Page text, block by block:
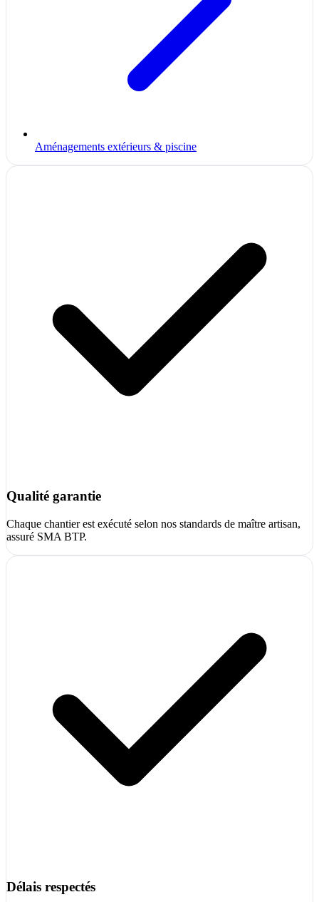
Aménagements extérieurs & piscine
Qualité garantie
Chaque chantier est exécuté selon nos standards de maître artisan,
assuré SMA BTP.
Délais respectés